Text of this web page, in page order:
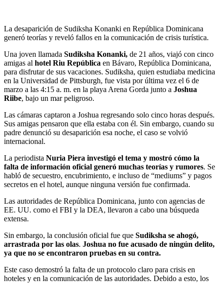
La desaparición de Sudiksha Konanki en República Dominicana
generó teorías y reveló fallos en la comunicación de crisis turística.
Una joven llamada Sudiksha Konanki, de 21 años, viajó con cinco
amigas al hotel Riu República en Bávaro, República Dominicana,
para disfrutar de sus vacaciones. Sudiksha, quien estudiaba medicina
en la Universidad de Pittsburgh, fue vista por última vez el 6 de
marzo a las 4:15 a. m. en la playa Arena Gorda junto a Joshua
Riibe, bajo un mar peligroso.
Las cámaras captaron a Joshua regresando solo cinco horas después.
Sus amigas pensaron que ella estaba con él. Sin embargo, cuando su
padre denunció su desaparición esa noche, el caso se volvió
internacional.
La periodista Nuria Piera investigó el tema y mostró cómo la
falta de información oficial generó muchas teorías y rumores. Se
habló de secuestro, encubrimiento, e incluso de “mediums” y pagos
secretos en el hotel, aunque ninguna versión fue confirmada.
Las autoridades de República Dominicana, junto con agencias de
EE. UU. como el FBI y la DEA, llevaron a cabo una búsqueda
extensa.
Sin embargo, la conclusión oficial fue que Sudiksha se ahogó,
arrastrada por las olas. Joshua no fue acusado de ningún delito,
ya que no se encontraron pruebas en su contra.
Este caso demostró la falta de un protocolo claro para crisis en
hoteles y en la comunicación de las autoridades. Debido a esto, los